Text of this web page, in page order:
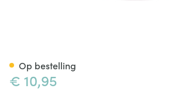
€ 10,95
Op bestelling